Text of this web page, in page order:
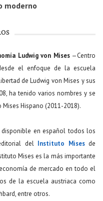
moderno
Ludwig von Mises—Centro
el enfoque de la escuela
de Ludwig von Mises y sus
ha tenido varios nombres y se
Hispano (2011-2018).
en español todos los
del Instituto Misesde
Mises es la más importante
de mercado en todo el
de la escuela austriaca como
entre otros.